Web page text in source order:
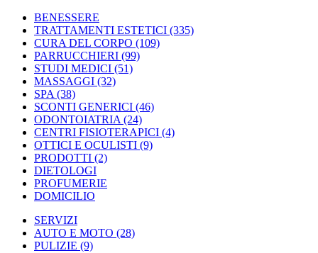
BENESSERE
TRATTAMENTI ESTETICI (335)
CURA DEL CORPO (109)
PARRUCCHIERI (99)
STUDI MEDICI (51)
MASSAGGI (32)
SPA (38)
SCONTI GENERICI (46)
ODONTOIATRIA (24)
CENTRI FISIOTERAPICI (4)
OTTICI E OCULISTI (9)
PRODOTTI (2)
DIETOLOGI
PROFUMERIE
DOMICILIO
SERVIZI
AUTO E MOTO (28)
PULIZIE (9)